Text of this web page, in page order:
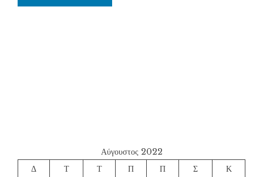
Αύγουστος 2022
Δ
Τ Τ Π Π Σ
Κ